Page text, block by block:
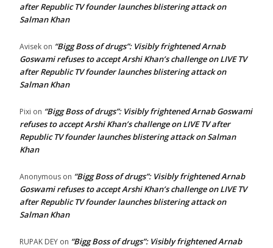
after Republic TV founder launches blistering attack on
Salman Khan
Avisek on “Bigg Boss of drugs”: Visibly frightened Arnab
Goswami refuses to accept Arshi Khan’s challenge on LIVE TV
after Republic TV founder launches blistering attack on
Salman Khan
Pixi on “Bigg Boss of drugs”: Visibly frightened Arnab Goswami
refuses to accept Arshi Khan’s challenge on LIVE TV after
Republic TV founder launches blistering attack on Salman
Khan
Anonymous on “Bigg Boss of drugs”: Visibly frightened Arnab
Goswami refuses to accept Arshi Khan’s challenge on LIVE TV
after Republic TV founder launches blistering attack on
Salman Khan
RUPAK DEY on “Bigg Boss of drugs”: Visibly frightened Arnab